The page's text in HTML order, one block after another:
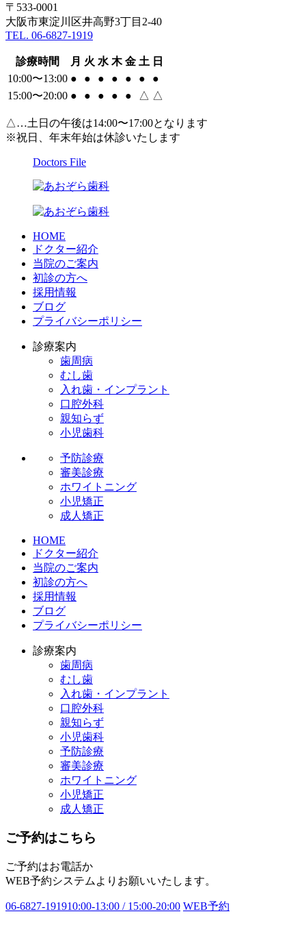
〒533-0001
大阪市東淀川区井高野3丁目2-40
TEL. 06-6827-1919
診療時間 月 火 水 木 金 土 日
10:00〜13:00 ● ● ● ● ● ●
●
15:00〜20:00 ● ● ● ● ● △ △
△…土日の午後は14:00〜17:00となります
※祝日、年末年始は休診いたします
Doctors File
HOME
ドクター紹介
当院のご案内
初診の方へ
採用情報
ブログ
プライバシーポリシー
診療案内
歯周病
むし歯
入れ歯・インプラント
口腔外科
親知らず
小児歯科
予防診療
審美診療
ホワイトニング
小児矯正
成人矯正
HOME
ドクター紹介
当院のご案内
初診の方へ
採用情報
ブログ
プライバシーポリシー
診療案内
歯周病
むし歯
入れ歯・インプラント
口腔外科
親知らず
小児歯科
予防診療
審美診療
ホワイトニング
小児矯正
成人矯正
ご予約はこちら
ご予約はお電話か
WEB予約システムよりお願いいたします。
06-6827-191910:00-13:00 / 15:00-20:00 WEB予約